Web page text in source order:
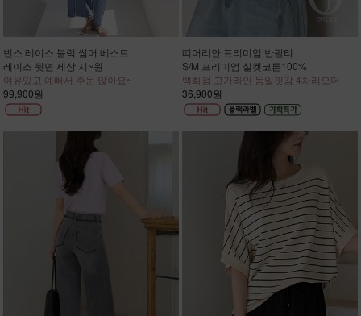
빈스 레이스 블럭 썸머 베스트
레이스 뒷면 세상 시~원
여유있고 예뻐서 주문 많아요~
99,900원
띠어리안 프리미엄 반팔티
S/M 프리미엄 실켓코튼100%
백화점 고가라인 동일핏감 4차리오더
36,900원